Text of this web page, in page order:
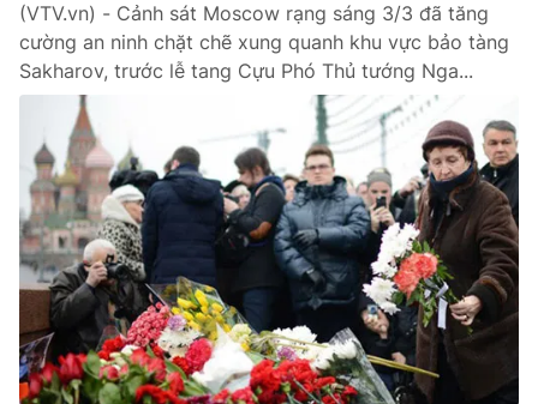
Phó Tổng Biên tập:Nguyễn Thị Mỹ Hạnh, Phạm Quốc Thắng,
Nguyễn Trọng Ninh
Tổng đài VTV:024.38 355 931 - 024.38 355 932
Ðiện thoại Thời báo VTV:
024.66 897 897
Email:toasoan@vtv.vn
Liên hệ quảng cáo:024-7300.7108
(VTV.vn) - Cảnh sát Moscow rạng sáng 3/3 đã tăng
cường an ninh chặt chẽ xung quanh khu vực bảo tàng
Sakharov, trước lễ tang Cựu Phó Thủ tướng Nga...